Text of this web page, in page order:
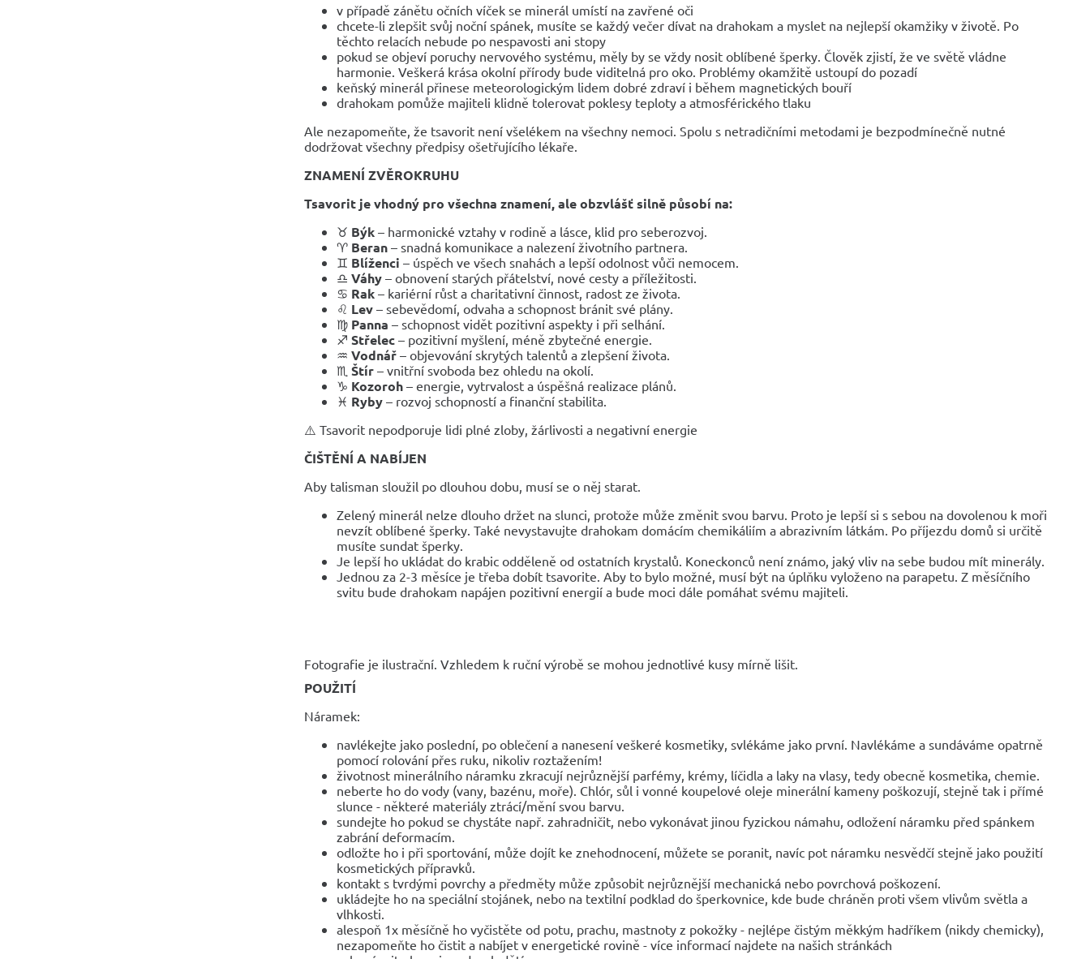
v případě zánětu očních víček se minerál umístí na zavřené oči
chcete-li zlepšit svůj noční spánek, musíte se každý večer dívat na drahokam a myslet na nejlepší okamžiky v životě. Po
těchto relacích nebude po nespavosti ani stopy
pokud se objeví poruchy nervového systému, měly by se vždy nosit oblíbené šperky. Člověk zjistí, že ve světě vládne
harmonie. Veškerá krása okolní přírody bude viditelná pro oko. Problémy okamžitě ustoupí do pozadí
keňský minerál přinese meteorologickým lidem dobré zdraví i během magnetických bouří
drahokam pomůže majiteli klidně tolerovat poklesy teploty a atmosférického tlaku
Ale nezapomeňte, že tsavorit není všelékem na všechny nemoci. Spolu s netradičními metodami je bezpodmínečně nutné
dodržovat všechny předpisy ošetřujícího lékaře.
ZNAMENÍ ZVĚROKRUHU
Tsavorit je vhodný pro všechna znamení, ale obzvlášť silně působí na:
♉ Býk – harmonické vztahy v rodině a lásce, klid pro seberozvoj.
♈ Beran – snadná komunikace a nalezení životního partnera.
♊ Blíženci – úspěch ve všech snahách a lepší odolnost vůči nemocem.
♎ Váhy – obnovení starých přátelství, nové cesty a příležitosti.
♋ Rak – kariérní růst a charitativní činnost, radost ze života.
♌ Lev – sebevědomí, odvaha a schopnost bránit své plány.
♍ Panna – schopnost vidět pozitivní aspekty i při selhání.
♐ Střelec – pozitivní myšlení, méně zbytečné energie.
♒ Vodnář – objevování skrytých talentů a zlepšení života.
♏ Štír – vnitřní svoboda bez ohledu na okolí.
♑ Kozoroh – energie, vytrvalost a úspěšná realizace plánů.
♓ Ryby – rozvoj schopností a finanční stabilita.
⚠️ Tsavorit nepodporuje lidi plné zloby, žárlivosti a negativní energie
ČIŠTĚNÍ A NABÍJEN
Aby talisman sloužil po dlouhou dobu, musí se o něj starat.
Zelený minerál nelze dlouho držet na slunci, protože může změnit svou barvu. Proto je lepší si s sebou na dovolenou k moři
nevzít oblíbené šperky. Také nevystavujte drahokam domácím chemikáliím a abrazivním látkám. Po příjezdu domů si určitě
musíte sundat šperky.
Je lepší ho ukládat do krabic odděleně od ostatních krystalů. Koneckonců není známo, jaký vliv na sebe budou mít minerály.
Jednou za 2-3 měsíce je třeba dobít tsavorite. Aby to bylo možné, musí být na úplňku vyloženo na parapetu. Z měsíčního
svitu bude drahokam napájen pozitivní energií a bude moci dále pomáhat svému majiteli.
Fotografie je ilustrační. Vzhledem k ruční výrobě se mohou jednotlivé kusy mírně lišit.
POUŽITÍ
Náramek:
navlékejte jako poslední, po oblečení a nanesení veškeré kosmetiky, svlékáme jako první. Navlékáme a sundáváme opatrně
pomocí rolování přes ruku, nikoliv roztažením!
životnost minerálního náramku zkracují nejrůznější parfémy, krémy, líčidla a laky na vlasy, tedy obecně kosmetika, chemie.
neberte ho do vody (vany, bazénu, moře). Chlór, sůl i vonné koupelové oleje minerální kameny poškozují, stejně tak i přímé
slunce - některé materiály ztrácí/mění svou barvu.
sundejte ho pokud se chystáte např. zahradničit, nebo vykonávat jinou fyzickou námahu, odložení náramku před spánkem
zabrání deformacím.
odložte ho i při sportování, může dojít ke znehodnocení, můžete se poranit, navíc pot náramku nesvědčí stejně jako použití
kosmetických přípravků.
kontakt s tvrdými povrchy a předměty může způsobit nejrůznější mechanická nebo povrchová poškození.
ukládejte ho na speciální stojánek, nebo na textilní podklad do šperkovnice, kde bude chráněn proti všem vlivům světla a
vlhkosti.
alespoň 1x měsíčně ho vyčistěte od potu, prachu, mastnoty z pokožky - nejlépe čistým měkkým hadříkem (nikdy chemicky),
nezapomeňte ho čistit a nabíjet v energetické rovině - více informací najdete na našich stránkách